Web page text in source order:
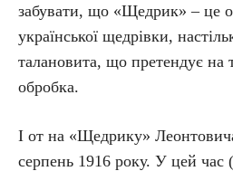
забувати, що «Щедрик» – це
української щедрівки,
талановита, що претендує на
обробка.
І от на «Щедрику»
серпень 1916 року. У цей час